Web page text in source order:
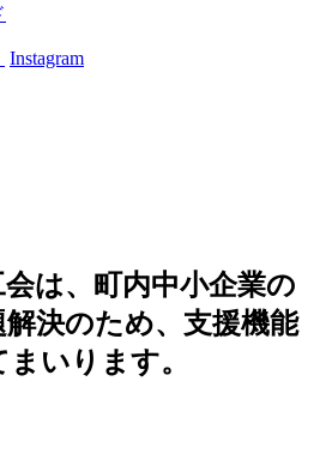
Instagram
は、町内中小企業の
決のため、支援機能
いります。